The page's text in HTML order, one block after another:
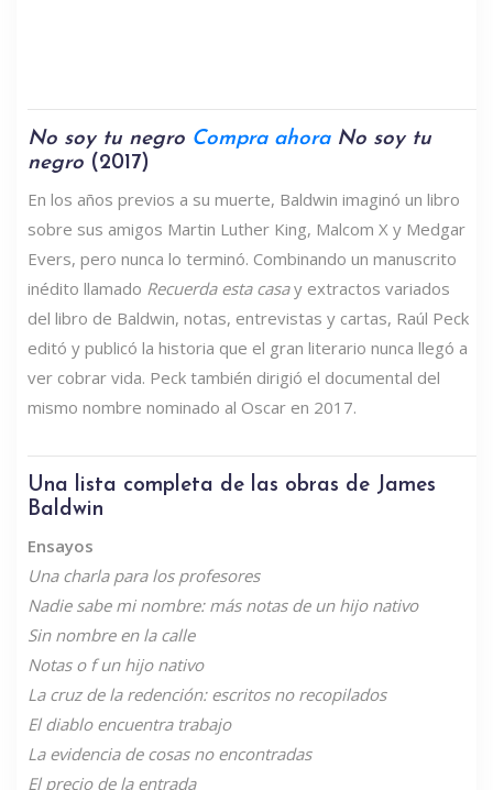
No soy tu negro Compra ahoraNo soy tu
negro (2017)
En los años previos a su muerte, Baldwin imaginó un libro
sobre sus amigos Martin Luther King, Malcom X y Medgar
Evers, pero nunca lo terminó. Combinando un manuscrito
inédito llamado Recuerda esta casay extractos variados
del libro de Baldwin, notas, entrevistas y cartas, Raúl Peck
editó y publicó la historia que el gran literario nunca llegó a
ver cobrar vida. Peck también dirigió el documental del
mismo nombre nominado al Oscar en 2017.
Una lista completa de las obras de James
Baldwin
Ensayos
Una charla para los profesores
Nadie sabe mi nombre: más notas de un hijo nativo
Sin nombre en la calle
Notas o f un hijo nativo
La cruz de la redención: escritos no recopilados
El diablo encuentra trabajo
La evidencia de cosas no encontradas
El precio de la entrada